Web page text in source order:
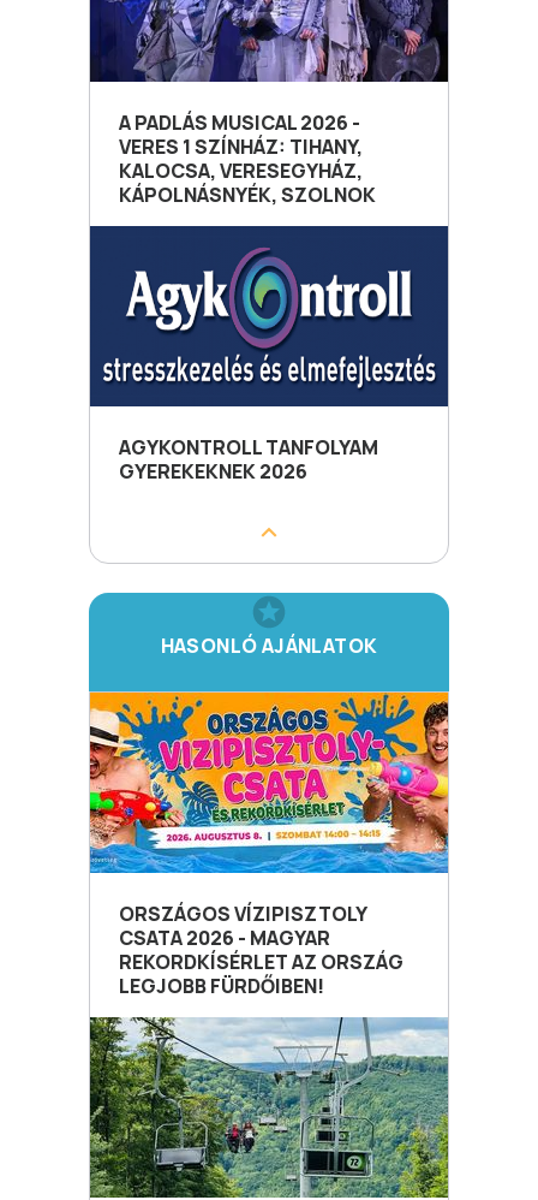
A PADLÁS MUSICAL 2026 -
VERES 1 SZÍNHÁZ: TIHANY,
KALOCSA, VERESEGYHÁZ,
KÁPOLNÁSNYÉK, SZOLNOK
AGYKONTROLL TANFOLYAM
GYEREKEKNEK 2026
HASONLÓ AJÁNLATOK
ORSZÁGOS VÍZIPISZTOLY
CSATA 2026 - MAGYAR
REKORDKÍSÉRLET AZ ORSZÁG
LEGJOBB FÜRDŐIBEN!